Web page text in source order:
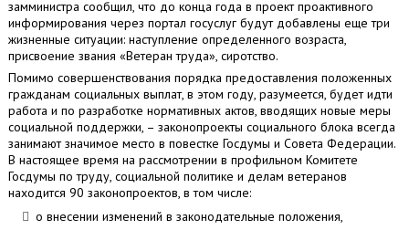
замминистра сообщил, что до конца года в проект проактивного
информирования через портал госуслуг будут добавлены еще три
жизненные ситуации: наступление определенного возраста,
присвоение звания «Ветеран труда», сиротство.
Помимо совершенствования порядка предоставления положенных
гражданам социальных выплат, в этом году, разумеется, будет идти
работа и по разработке нормативных актов, вводящих новые меры
социальной поддержки, – законопроекты социального блока всегда
занимают значимое место в повестке Госдумы и Совета Федерации.
В настоящее время на рассмотрении в профильном Комитете
Госдумы по труду, социальной политике и делам ветеранов
находится 90 законопроектов, в том числе:
о внесении изменений в законодательные положения,